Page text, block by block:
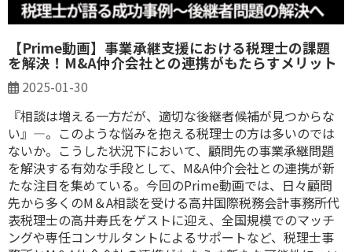
【Prime動画】事業承継支援における税理士の課題
を解決！M&A仲介会社との連携がもたらすメリット
2025-01-30
『相談は増える一方だが、適切な後継者候補が見つからな
い』―。このような悩みを抱える税理士の方は多いのでは
ないか。こうした状況下において、顧問先の事業承継問題
を解決する有効な手段として、M&A仲介会社との連携が新
たな注目を集めている。今回のPrime動画では、日々顧問
先から多くのM＆A相談を受ける高井国際税務会計事務所代
表税理士の高井寿氏をゲストに迎え、全国規模でのマッチ
ングや専任コンサルタントによるサポートなど、税理士事